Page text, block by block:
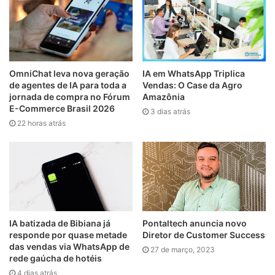
desenvolver uma estrutura efetiva de um programa de
adequação”, explica Fernanda.
Etiquetas Dados DPO Lei Geral de Proteção de Dados LGPD
OmniChat leva nova geração
de agentes de IA para toda a
jornada de compra no Fórum
E-Commerce Brasil 2026
22 horas atrás
IA em WhatsApp Triplica
Vendas: O Case da Agro
Amazônia
3 dias atrás
IA batizada de Bibiana já
responde por quase metade
das vendas via WhatsApp de
rede gaúcha de hotéis
4 dias atrás
Pontaltech anuncia novo
Diretor de Customer Success
27 de março, 2023